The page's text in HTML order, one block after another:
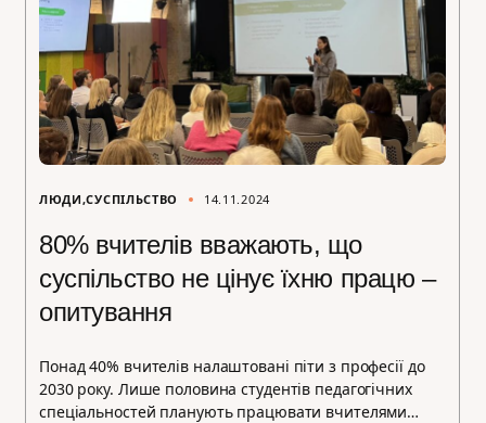
ЛЮДИ СУСПІЛЬСТВО 14.11.2024
80% вчителів вважають, що
суспільство не цінує їхню працю –
опитування
Понад 40% вчителів налаштовані піти з професії до
2030 року. Лише половина студентів педагогічних
спеціальностей планують працювати вчителями…